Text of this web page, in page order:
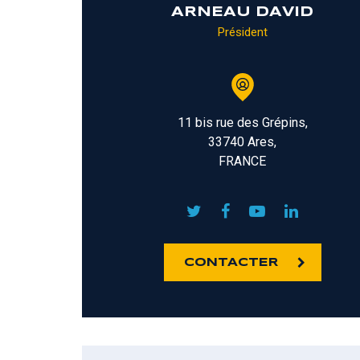
ARNEAU DAVID
Président
11 bis rue des Grépins,
33740 Ares,
FRANCE
CONTACTER